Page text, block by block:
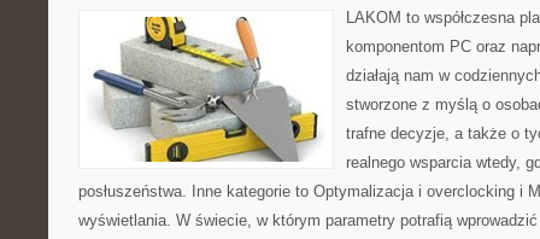
LAKOM to współczesna
komponentom PC oraz
działają nam w
stworzone z myślą o
trafne decyzje, a także o
realnego wsparcia wtedy,
posłuszeństwa. Inne kategorie to Optymalizacja i overclocking i
wyświetlania. W świecie, w którym parametry potrafią